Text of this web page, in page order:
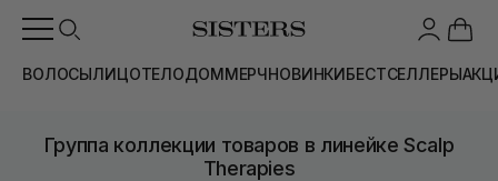
ВОЛОСЫЛИЦОТЕЛОДОММЕРЧНОВИНКИБЕСТСЕЛЛЕРЫ
Группа коллекции товаров в линейке Scalp
Therapies